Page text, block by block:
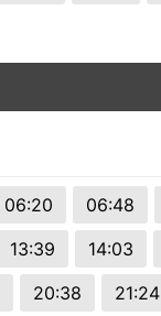
06:20 06:48
13:39 14:03
20:38 21:24